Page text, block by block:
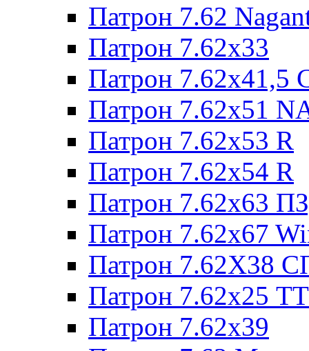
Патрон 7.62
Патрон 7.62x33
Патрон 7.62x41,5
Патрон 7.62x51
Патрон 7.62x53 R
Патрон 7.62x54 R
Патрон 7.62x63
Патрон 7.62x67
Патрон 7.62Х38
Патрон 7.62х25 TT
Патрон 7.62х39